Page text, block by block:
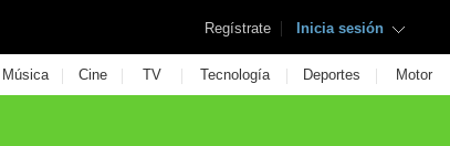
Regístrate | Inicia sesión
Música | Cine | TV | Tecnología | Deportes | Motor